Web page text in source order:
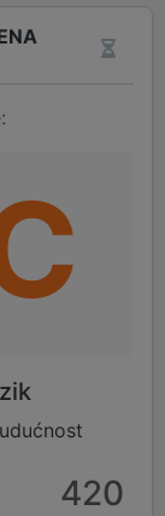
420